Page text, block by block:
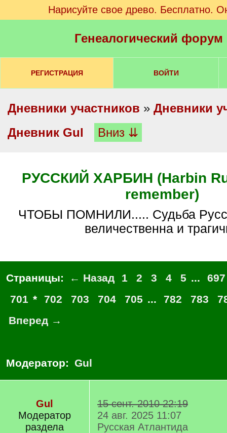
Нарисуйте свое древо. Бесплатно.
Генеалогический
РЕГИСТРАЦИЯ ВОЙТИ
Дневники участников » Дневники
Дневник Gul
Вниз ⇊
РУССКИЙ ХАРБИН (Harbin
remember)
ЧТОБЫ ПОМНИЛИ..... Судьба Русского Харбина
величественна и
Страницы: ← Назад 1 2 3 4 5 ...
697
701 * 702 703 704 705 ... 782 783
Вперед →
Модератор: Gul
Gul
Модератор
раздела
15 сент. 2010 22:19
24 авг. 2025 11:07
Русская Атлантида